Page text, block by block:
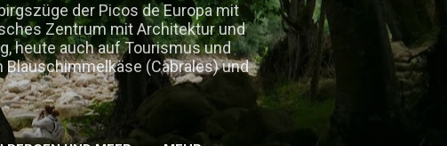
der Picos de Europa mit
Zentrum mit Architektur und
heute auch auf Tourismus und
(Cabrales) und